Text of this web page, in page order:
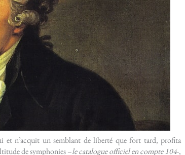
et n’acquit un semblant de liberté que fort tard, profita
de symphonies –le catalogue officiel en compte 104-,